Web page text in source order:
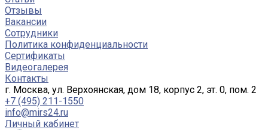
Отзывы
Вакансии
Сотрудники
Политика конфиденциальности
Сертификаты
Видеогалерея
Контакты
г. Москва, ул. Верхоянская, дом 18, корпус 2, эт. 0, пом. 2
+7 (495) 211-1550
info@mirs24.ru
Личный кабинет